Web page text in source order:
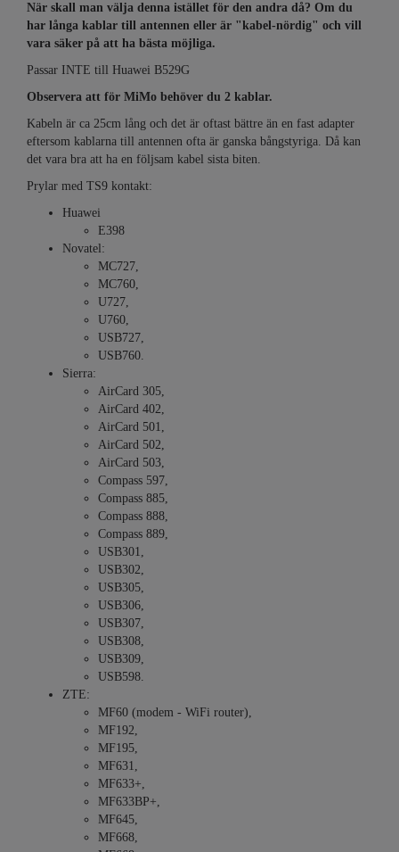
När skall man välja denna istället för den andra då? Om du
har långa kablar till antennen eller är "kabel-nördig" och vill
vara säker på att ha bästa möjliga.
Passar INTE till Huawei B529G
Observera att för MiMo behöver du 2 kablar.
Kabeln är ca 25cm lång och det är oftast bättre än en fast adapter
eftersom kablarna till antennen ofta är ganska bångstyriga. Då kan
det vara bra att ha en följsam kabel sista biten.
Prylar med TS9 kontakt:
Huawei
E398
Novatel:
MC727,
MC760,
U727,
U760,
USB727,
USB760.
Sierra:
AirCard 305,
AirCard 402,
AirCard 501,
AirCard 502,
AirCard 503,
Compass 597,
Compass 885,
Compass 888,
Compass 889,
USB301,
USB302,
USB305,
USB306,
USB307,
USB308,
USB309,
USB598.
ZTE:
MF60 (modem - WiFi router),
MF192,
MF195,
MF631,
MF633+,
MF633BP+,
MF645,
MF668,